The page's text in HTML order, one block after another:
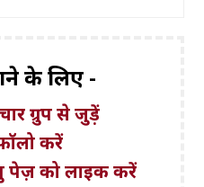
के लिए -
ग्रुप से जुड़ें
करें
को लाइक करें